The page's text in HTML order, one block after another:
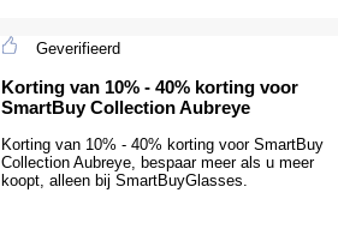
Geverifieerd
Korting van 10% - 40% korting voor
SmartBuy Collection Aubreye
Korting van 10% - 40% korting voor SmartBuy
Collection Aubreye, bespaar meer als u meer
koopt, alleen bij SmartBuyGlasses.